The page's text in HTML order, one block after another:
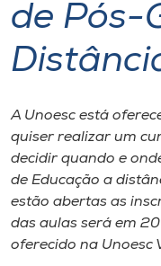
Atendimento ao
Portal de Ensino
A
Unoesc
I.nova
de Pós-
A Unoesc está
quiser realizar um
decidir quando e
de Educação a
estão abertas as
das aulas será em
oferecido na Unoesc